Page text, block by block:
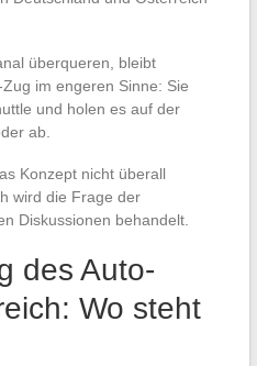
überqueren, bleibt
im engeren Sinne: Sie
und holen es auf der
ab.
Konzept nicht überall
wird die Frage der
Diskussionen behandelt.
des Auto-
Wo steht